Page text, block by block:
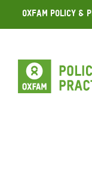
Skip
to
Oxfam Policy &